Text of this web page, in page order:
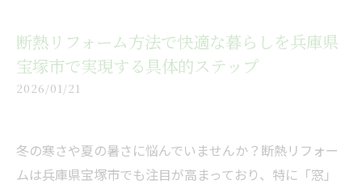
断熱リフォーム方法で快適な暮らしを兵庫県
宝塚市で実現する具体的ステップ
2026/01/21
冬の寒さや夏の暑さに悩んでいませんか？断熱リフォー
ムは兵庫県宝塚市でも注目が高まっており、特に「窓」